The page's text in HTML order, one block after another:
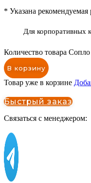
* Указана рекомендуемая
Для корпоративных
Количество товара
В корзину
Товар уже в корзине
Быстрый заказ
Связаться с менеджером: